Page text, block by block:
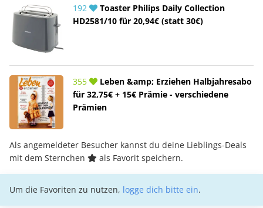
192
Toaster Philips Daily Collection
HD2581/10 für 20,94€ (statt 30€)
355
Leben &amp; Erziehen Halbjahresabo
für 32,75€ + 15€ Prämie - verschiedene
Prämien
Als angemeldeter Besucher kannst du deine Lieblings-Deals
mit dem Sternchen
als Favorit speichern.
Um die Favoriten zu nutzen, logge dich bitte ein.